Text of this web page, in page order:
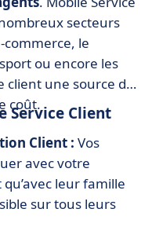
secteurs
commerce, le
ou encore les
client une source de
coût.
Service Client
Client : Vos
avec votre
leur famille
sur tous leurs